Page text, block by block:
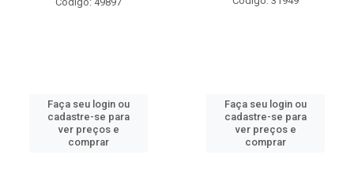
Faça seu login ou
cadastre-se para
ver preços e
comprar
Faça seu login ou
cadastre-se para
ver preços e
comprar